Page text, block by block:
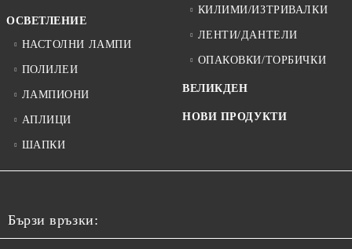
ОСВЕТЛЕНИЕ
НАСТОЛНИ ЛАМПИ
ПОЛИЛЕИ
ЛАМПИОНИ
АПЛИЦИ
ШАПКИ
КИЛИМИ/ИЗТРИВАЛКИ
ЛЕНТИ/ДАНТЕЛИ
ОПАКОВКИ/ТОРБИЧКИ
ВЕЛИКДЕН
НОВИ ПРОДУКТИ
Бързи връзки: